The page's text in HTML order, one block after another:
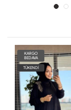
KARGO
BEDAVA
TÜKENDİ